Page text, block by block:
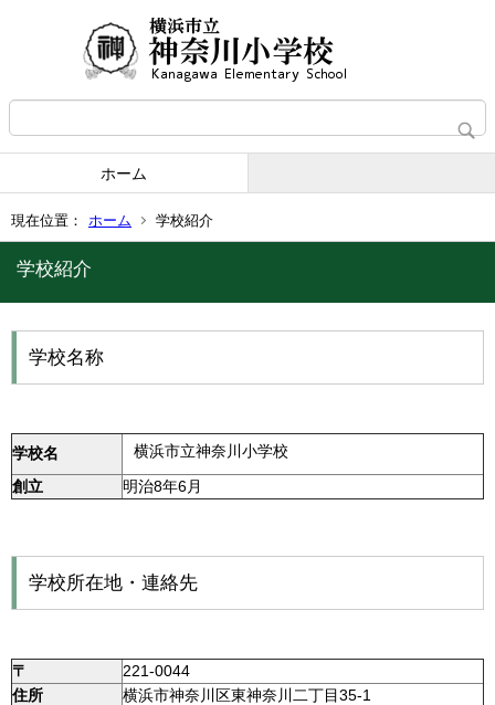
ホーム
現在位置： ホーム 学校紹介
学校紹介
学校名称
学校名
横浜市立神奈川小学校
創立
明治8年6月
学校所在地・連絡先
〒
221-0044
住所
横浜市神奈川区東神奈川二丁目35-1